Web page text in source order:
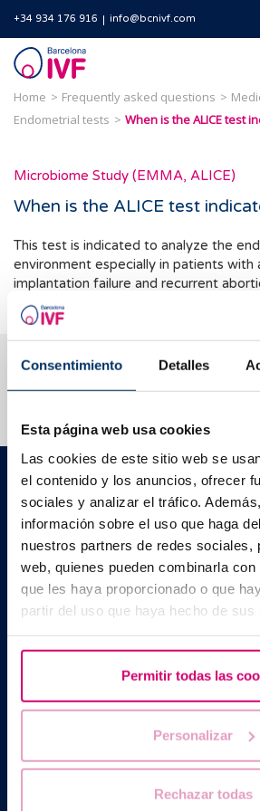
Consentimiento Detalles
Esta página web usa cookies
Las cookies de este sitio web se
el contenido y los anuncios, ofrecer
sociales y analizar el tráfico.
información sobre el uso que haga
nuestros partners de redes sociales,
web, quienes pueden combinarla
que les haya proporcionado o que
partir del uso que haya hecho de sus
Permitir todas las
Personalizar
Rechazar todas
+34 934 176 916 info@bcnivf.com
Barcelona
IVF
Home Frequently asked questions
Endometrial tests
Microbiome Study (EMMA, ALICE)
When is the ALICE test
This test is indicated to analyze the
environment especially in patients
implantation failure and recurrent
We help you answer
Barcelona IVF
Planetarium Building
Escoles Pies, 103. 08017 Barcelona,
+34 934 176 916
| info@bcnivf.com
Barcelona IVF is a Healthcare Centre
of Catalonia and authorized to operate as
Reproduction Centre with code no.